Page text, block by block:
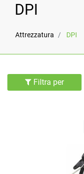
DPI
Attrezzatura DPI
Filtra per